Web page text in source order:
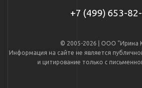
+7 (499) 653-
© 2005-2026 | ООО "Ирина
Информация на сайте не является
и цитирование только с